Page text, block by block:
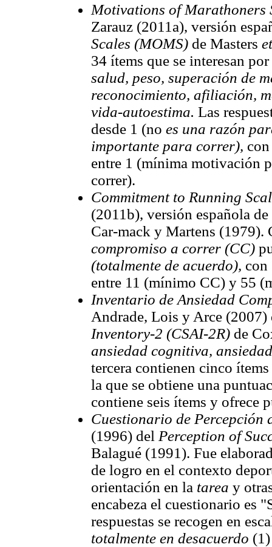
Motivations of Marathoners
Zarauz (2011a), versión
Scales (MOMS) de Masters
34 ítems que se interesan
salud, peso, superación de
reconocimiento, afiliación,
vida-autoestima. Las
desde 1 (no es una razón
importante para correr),
entre 1 (mínima motivación
correr).
Commitment to Running
(2011b), versión española
Car-mack y Martens (1979).
compromiso a correr (CC)
(totalmente de acuerdo), con
entre 11 (mínimo CC) y 55
Inventario de Ansiedad
Andrade, Lois y Arce
Inventory-2 (CSAI-2R) de
ansiedad cognitiva,
tercera contienen cinco
la que se obtiene una
contiene seis ítems y ofrece
Cuestionario de Percepción
(1996) del Perception of
Balagué (1991). Fue
de logro en el contexto
orientación en la tarea y
encabeza el cuestionario es
respuestas se recogen en
totalmente en desacuerdo